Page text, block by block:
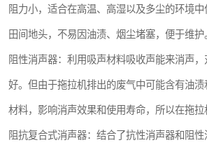
阻力小，适合在高温、高湿以及多尘的环境
田间地头，不易因油渍、烟尘堵塞，便于维护
阻性消声器：利用吸声材料吸收声能来消声
好。但由于拖拉机排出的废气中可能含有油
材料，影响消声效果和使用寿命，所以在拖拉
阻抗复合式消声器：结合了抗性消声器和阻